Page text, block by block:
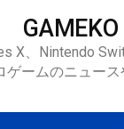
GAMEKO
X、Nintendo
ゲームのニュース